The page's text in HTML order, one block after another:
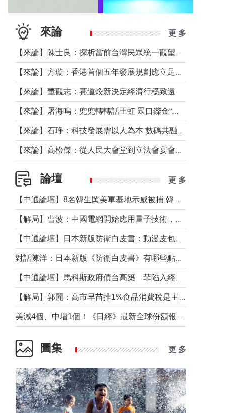
來論 更 多
【來論】董觀志：賽道煥新決定經濟行穩致遠
論壇 更 多
圖集 更 多